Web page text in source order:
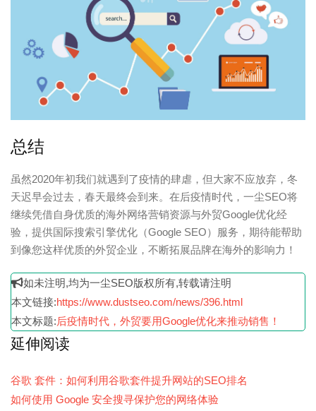
总结
虽然2020年初我们就遇到了疫情的肆虐，但大家不应放弃，冬
天迟早会过去，春天最终会到来。在后疫情时代，一尘SEO将
继续凭借自身优质的海外网络营销资源与外贸Google优化经
验，提供国际搜索引擎优化（Google SEO）服务，期待能帮助
到像您这样优质的外贸企业，不断拓展品牌在海外的影响力！
如未注明,均为一尘SEO版权所有,转载请注明
本文链接:https://www.dustseo.com/news/396.html
本文标题:后疫情时代，外贸要用Google优化来推动销售！
延伸阅读
谷歌 套件：如何利用谷歌套件提升网站的SEO排名
如何使用 Google 安全搜寻保护您的网络体验